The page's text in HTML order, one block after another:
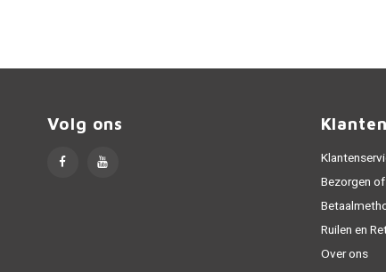
Volg ons
Bezorgen
Ruilen en
Over ons